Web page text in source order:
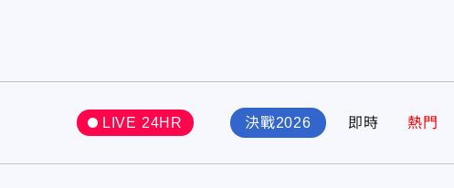
LIVE 24HR 決戰2026 即時 熱門